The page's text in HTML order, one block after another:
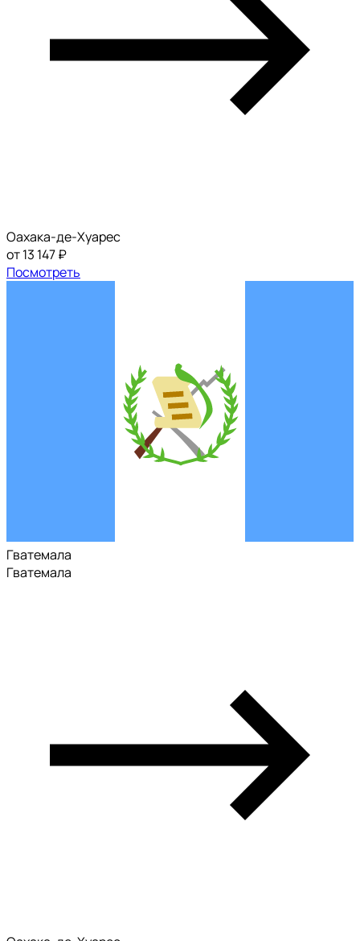
Оахака-де-Хуарес
от 13 147 ₽
Посмотреть
Гватемала
Гватемала